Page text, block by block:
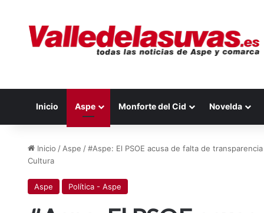
Inicio Aspe Monforte del Cid Novelda
Inicio / Aspe /#Aspe: El PSOE acusa de falta de
Cultura
Aspe Política - Aspe